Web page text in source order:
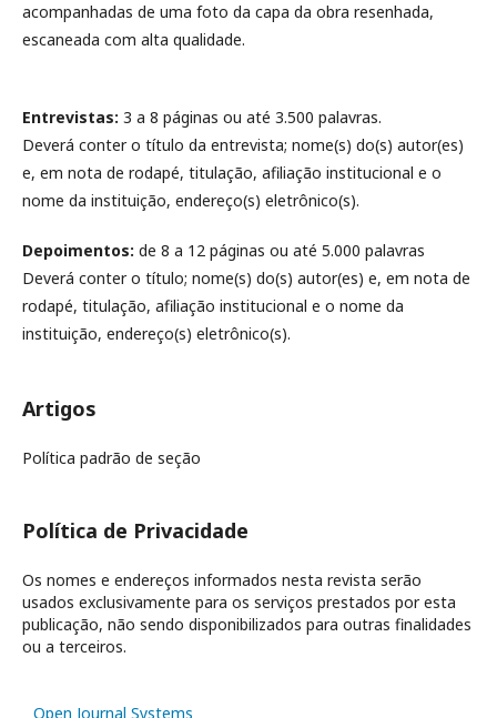
acompanhadas de uma foto da capa da obra resenhada,
escaneada com alta qualidade.
Entrevistas: 3 a 8 páginas ou até 3.500 palavras.
Deverá conter o título da entrevista; nome(s) do(s) autor(es)
e, em nota de rodapé, titulação, afiliação institucional e o
nome da instituição, endereço(s) eletrônico(s).
Depoimentos: de 8 a 12 páginas ou até 5.000 palavras
Deverá conter o título; nome(s) do(s) autor(es) e, em nota de
rodapé, titulação, afiliação institucional e o nome da
instituição, endereço(s) eletrônico(s).
Artigos
Política padrão de seção
Política de Privacidade
Os nomes e endereços informados nesta revista serão
usados exclusivamente para os serviços prestados por esta
publicação, não sendo disponibilizados para outras finalidades
ou a terceiros.
Open Journal Systems